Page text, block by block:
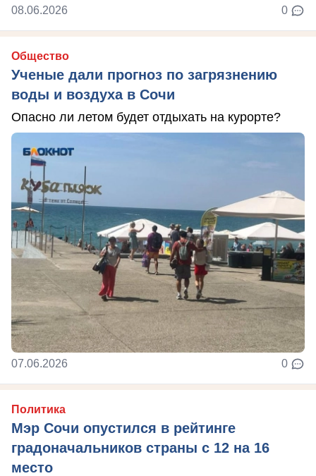
08.06.2026 0
Общество
Ученые дали прогноз по загрязнению
воды и воздуха в Сочи
Опасно ли летом будет отдыхать на курорте?
07.06.2026 0
Политика
Мэр Сочи опустился в рейтинге
градоначальников страны с 12 на 16
место